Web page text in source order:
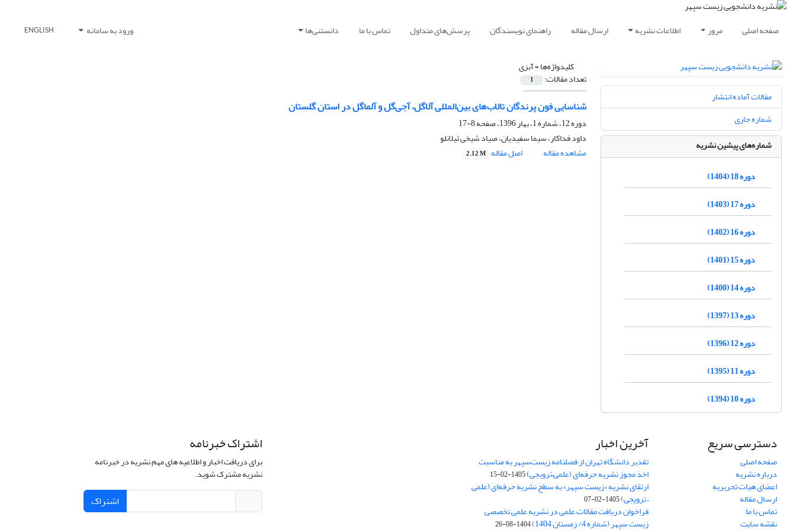
صفحه اصلی مرور اطلاعات نشریه ارسال مقاله راهنمای نویسندگان پرسش‌های متداول تماس با ما دانستنی‌ها ورود به سامانه ENGLISH
کلیدواژه‌ها =آبزی
تعداد مقالات: 1
شناسایی فون پرندگان تالاب‌های بین‌المللی آلاگل، آجی‌گل و آلماگل در استان گلستان
دوره 12، شماره 1، بهار 1396، صفحه
8-17
داود فداکار، سیما سفیدیان، صیاد شیخی ئیلانلو
مشاهده مقاله
اصل مقاله 2.12 M
مقالات آماده انتشار
شماره جاری
شماره‌های پیشین نشریه
دوره 18 (1404)
دوره 17 (1403)
دوره 16 (1402)
دوره 15 (1401)
دوره 14 (1400)
دوره 13 (1397)
دوره 12 (1396)
دوره 11 (1395)
دوره 10 (1394)
دسترسی سریع
صفحه اصلی
درباره نشریه
اعضای هیات تحریریه
ارسال مقاله
تماس با ما
نقشه سایت
آخرین اخبار
تقدیر دانشگاه تهران از فصلنامه زیست‌سپهر به مناسبت
اخذ مجوز نشریه حرفه‌ای (علمی–ترویجی)1405-02-15
ارتقای نشریه «زیست‌ سپهر» به سطح نشریه حرفه‌ای (علمی
– ترویجی)1405-02-07
فراخوان دریافت مقالات علمی در نشریه علمی تخصصی
زیست سپهر (شماره 4/ زمستان 1404) 1404-08-26
اشتراک خبرنامه
برای دریافت اخبار و اطلاعیه های مهم نشریه در خبرنامه
نشریه مشترک شوید.
اشتراک